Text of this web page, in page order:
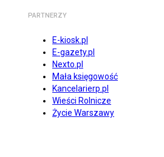
PARTNERZY
E-kiosk.pl
E-gazety.pl
Nexto.pl
Mała księgowość
Kancelarierp.pl
Wieści Rolnicze
Życie Warszawy